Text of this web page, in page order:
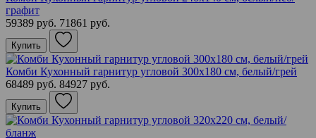
графит
59389 руб. 71861 руб.
Купить
Комби Кухонный гарнитур угловой 300х180 см, белый/грей
68489 руб. 84927 руб.
Купить